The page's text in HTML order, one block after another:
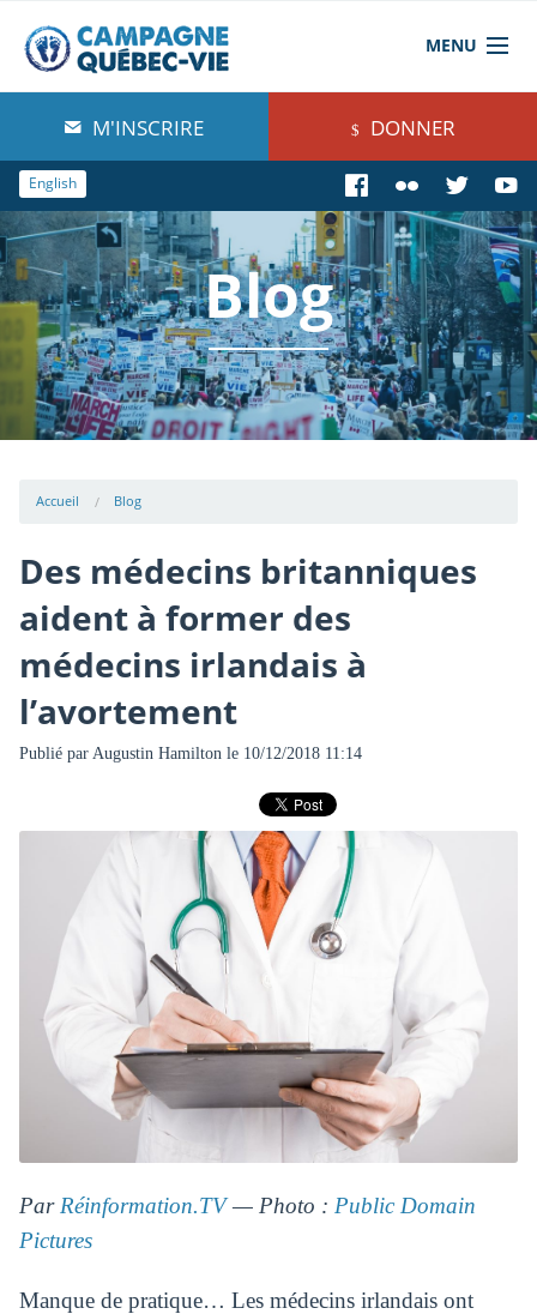
MENU
À propos de nous
Blog
Comprendre
Agir
Boutique
M'INSCRIRE DONNER
English
Blog
Accueil Blog
Des médecins britanniques
aident à former des
médecins irlandais à
l’avortement
Publié par Augustin Hamilton le 10/12/2018 11:14
Par Réinformation.TV— Photo : Public Domain
Pictures
Manque de pratique… Les médecins irlandais ont